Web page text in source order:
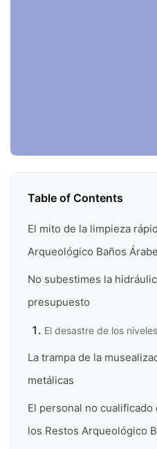
Table of Contents
El mito de la limpieza
Arqueológico Baños
No subestimes la
presupuesto
El desastre de los
La trampa de la
metálicas
El personal no
los Restos Arqueológico